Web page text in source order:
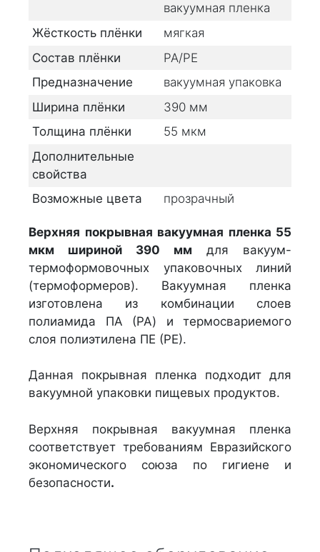
вакуумная пленка
Жёсткость плёнки
мягкая
Состав плёнки
PA/PE
Предназначение
вакуумная упаковка
Ширина плёнки
390 мм
Толщина плёнки
55 мкм
Дополнительные
свойства
Возможные цвета
прозрачный
Верхняя покрывная вакуумная пленка 55
мкм шириной 390 мм для вакуум-
термоформовочных упаковочных линий
(термоформеров). Вакуумная пленка
изготовлена из комбинации слоев
полиамида ПА (PA) и термосвариемого
слоя полиэтилена ПЕ (РЕ).
Данная покрывная пленка подходит для
вакуумной упаковки пищевых продуктов.
Верхняя покрывная вакуумная пленка
соответствует требованиям Евразийского
экономического союза по гигиене и
безопасности.